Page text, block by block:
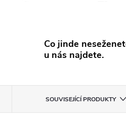
Co jinde
u nás najdete.
SOUVISEJÍCÍ PRODUKTY